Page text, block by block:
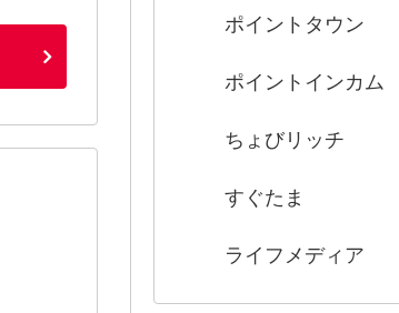
ポイントタウン
ポイントインカム
ちょびリッチ
すぐたま
ライフメディア